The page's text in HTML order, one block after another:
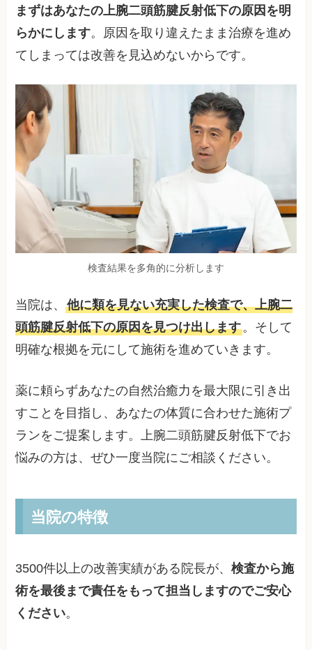
まずはあなたの上腕二頭筋腱反射低下の原因を明
らかにします。原因を取り違えたまま治療を進め
てしまっては改善を見込めないからです。
検査結果を多角的に分析します
当院は、他に類を見ない充実した検査で、上腕二
頭筋腱反射低下の原因を見つけ出します。そして
明確な根拠を元にして施術を進めていきます。
薬に頼らずあなたの自然治癒力を最大限に引き出
すことを目指し、あなたの体質に合わせた施術プ
ランをご提案します。上腕二頭筋腱反射低下でお
悩みの方は、ぜひ一度当院にご相談ください。
当院の特徴
3500件以上の改善実績がある院長が、検査から施
術を最後まで責任をもって担当しますのでご安心
ください。